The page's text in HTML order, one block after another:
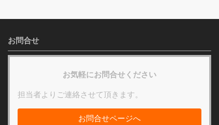
お問合せ
お気軽にお問合せください
担当者よりご連絡させて頂きます。
お問合せページへ